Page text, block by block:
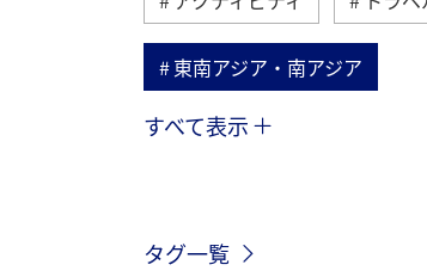
東南アジア・南アジア
メキシコ
ショッピング＆ライフ
すべて表示
タグ一覧